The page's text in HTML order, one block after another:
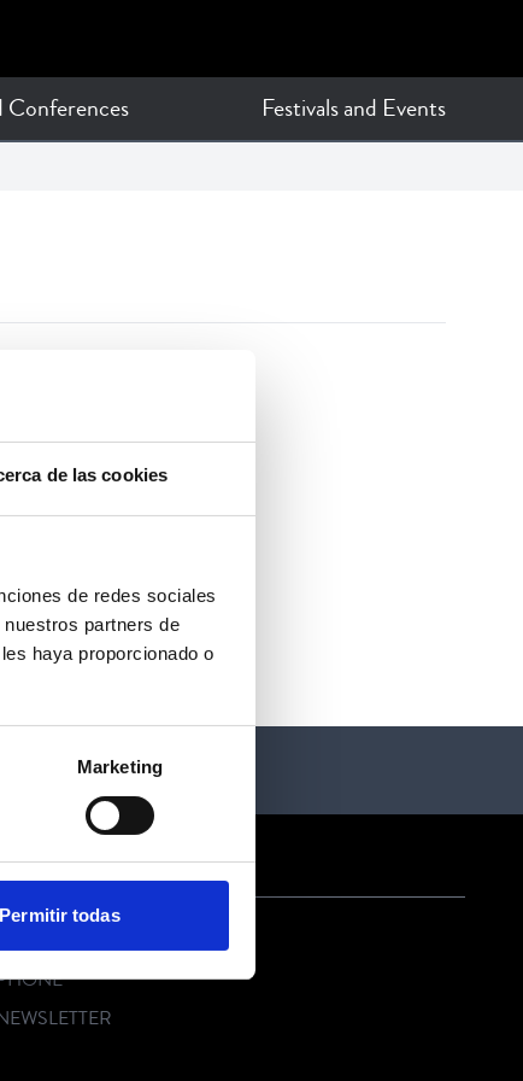
de las cookies
de redes sociales
partners de
haya proporcionado o
Marketing
Permitir todas
Conferences Festivals and Events
US